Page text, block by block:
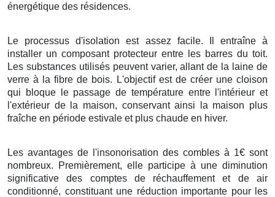
énergétique des résidences.
Le processus d'isolation est assez facile. Il entraîne à
installer un composant protecteur entre les barres du toit.
Les substances utilisés peuvent varier, allant de la laine de
verre à la fibre de bois. L'objectif est de créer une cloison
qui bloque le passage de température entre l'intérieur et
l'extérieur de la maison, conservant ainsi la maison plus
fraîche en période estivale et plus chaude en hiver.
Les avantages de l'insonorisation des combles à 1€ sont
nombreux. Premièrement, elle participe à une diminution
significative des comptes de réchauffement et de air
conditionné, constituant une réduction importante pour les